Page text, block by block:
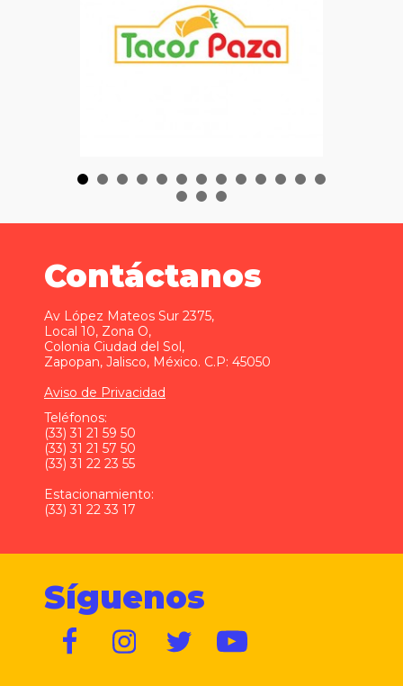
Contáctanos
Av López Mateos Sur 2375,
Local 10, Zona O,
Colonia Ciudad del Sol,
Zapopan, Jalisco, México. C.P: 45050
Aviso de Privacidad
Teléfonos:
(33) 31 21 59 50
(33) 31 21 57 50
(33) 31 22 23 55
Estacionamiento:
(33) 31 22 33 17
Síguenos